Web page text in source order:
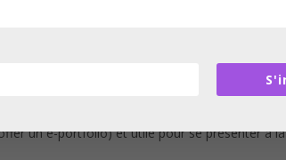
thématique de ce MOOC et à la découverte
un e-portfolio) et utile pour se présenter à